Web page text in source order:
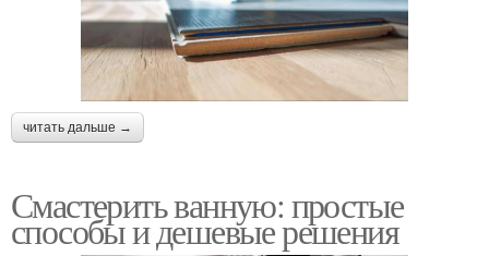
читать дальше →
Смастерить ванную: простые
способы и дешевые решения